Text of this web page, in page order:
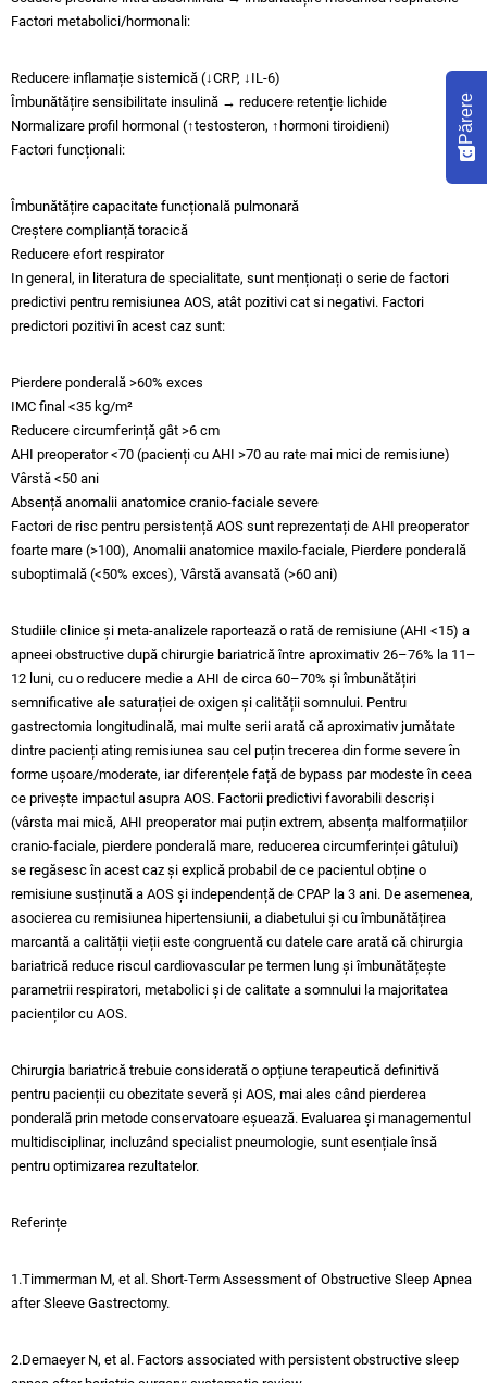
Factori metabolici/hormonali:
Reducere inflamație sistemică (↓CRP, ↓IL-6)
Îmbunătățire sensibilitate insulină → reducere retenție lichide
Normalizare profil hormonal (↑testosteron, ↑hormoni tiroidieni)
Factori funcționali:
Îmbunătățire capacitate funcțională pulmonară
Creștere complianță toracică
Reducere efort respirator
In general, in literatura de specialitate, sunt menționați o serie de factori
predictivi pentru remisiunea AOS, atât pozitivi cat si negativi. Factori
predictori pozitivi în acest caz sunt:
Pierdere ponderală >60% exces
IMC final <35 kg/m²
Reducere circumferință gât >6 cm
AHI preoperator <70 (pacienți cu AHI >70 au rate mai mici de remisiune)
Vârstă <50 ani
Absență anomalii anatomice cranio-faciale severe
Factori de risc pentru persistență AOS sunt reprezentați de AHI preoperator
foarte mare (>100), Anomalii anatomice maxilo-faciale, Pierdere ponderală
suboptimală (<50% exces), Vârstă avansată (>60 ani)
Studiile clinice și meta-analizele raportează o rată de remisiune (AHI <15) a
apneei obstructive după chirurgie bariatrică între aproximativ 26–76% la 11–
12 luni, cu o reducere medie a AHI de circa 60–70% și îmbunătățiri
semnificative ale saturației de oxigen și calității somnului. Pentru
gastrectomia longitudinală, mai multe serii arată că aproximativ jumătate
dintre pacienți ating remisiunea sau cel puțin trecerea din forme severe în
forme ușoare/moderate, iar diferențele față de bypass par modeste în ceea
ce privește impactul asupra AOS. Factorii predictivi favorabili descriși
(vârsta mai mică, AHI preoperator mai puțin extrem, absența malformațiilor
cranio-faciale, pierdere ponderală mare, reducerea circumferinței gâtului)
se regăsesc în acest caz și explică probabil de ce pacientul obține o
remisiune susținută a AOS și independență de CPAP la 3 ani. De asemenea,
asocierea cu remisiunea hipertensiunii, a diabetului și cu îmbunătățirea
marcantă a calității vieții este congruentă cu datele care arată că chirurgia
bariatrică reduce riscul cardiovascular pe termen lung și îmbunătățește
parametrii respiratori, metabolici și de calitate a somnului la majoritatea
pacienților cu AOS.
Chirurgia bariatrică trebuie considerată o opțiune terapeutică definitivă
pentru pacienții cu obezitate severă și AOS, mai ales când pierderea
ponderală prin metode conservatoare eșuează. Evaluarea și managementul
multidisciplinar, incluzând specialist pneumologie, sunt esențiale însă
pentru optimizarea rezultatelor.​
Referințe
1.Timmerman M, et al. Short-Term Assessment of Obstructive Sleep Apnea
after Sleeve Gastrectomy.​
2.Demaeyer N, et al. Factors associated with persistent obstructive sleep
Părere